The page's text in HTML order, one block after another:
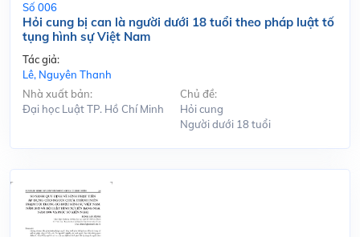
Số 006
Hỏi cung bị can là người dưới 18 tuổi theo pháp luật tố
tụng hình sự Việt Nam
Tác giả:
Lê, Nguyên Thanh
Nhà xuất bản:
Đại học Luật TP. Hồ Chí Minh
Chủ đề:
Hỏi cung
Người dưới 18 tuổi